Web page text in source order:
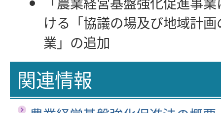
ける「協議の場及び地域計
業」の追加
関連情報